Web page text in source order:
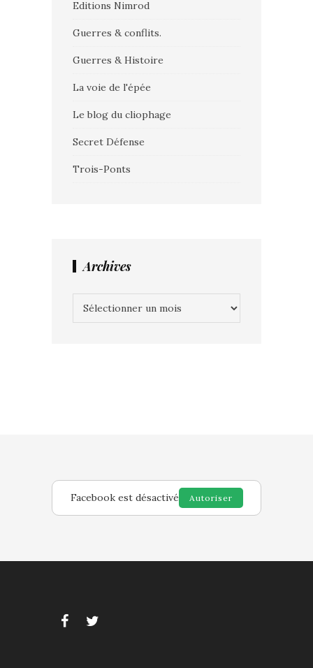
Editions Nimrod
Guerres & conflits.
Guerres & Histoire
La voie de l'épée
Le blog du cliophage
Secret Défense
Trois-Ponts
Archives
Facebook est désactivé Autoriser